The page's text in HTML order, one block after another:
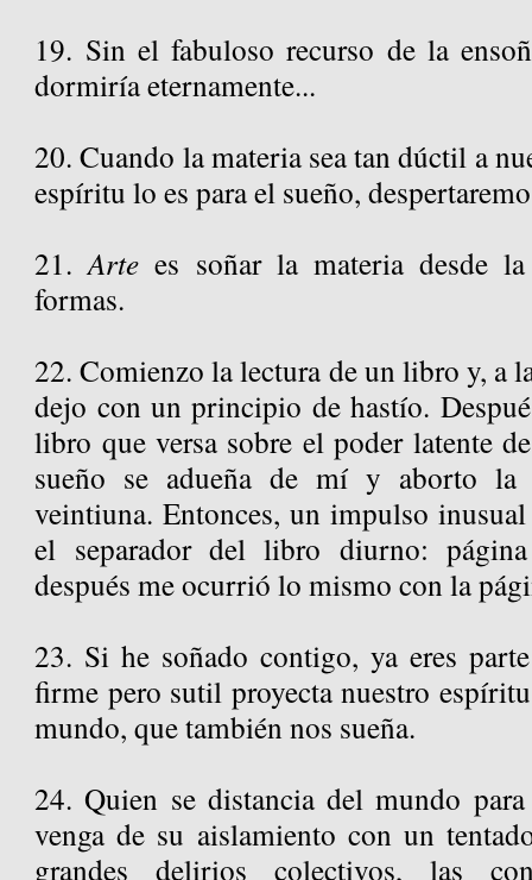
19. Sin el fabuloso recurso de la
dormiría eternamente...
20. Cuando la materia sea tan dúctil a
espíritu lo es para el sueño,
21.Arte es soñar la materia desde
formas.
22. Comienzo la lectura de un libro y, a
dejo con un principio de hastío.
libro que versa sobre el poder latente
sueño se adueña de mí y aborto la
veintiuna. Entonces, un impulso
el separador del libro diurno:
después me ocurrió lo mismo con la
23. Si he soñado contigo, ya eres
firme pero sutil proyecta nuestro
mundo, que también nos sueña.
24. Quien se distancia del mundo
venga de su aislamiento con un
grandes delirios colectivos, las